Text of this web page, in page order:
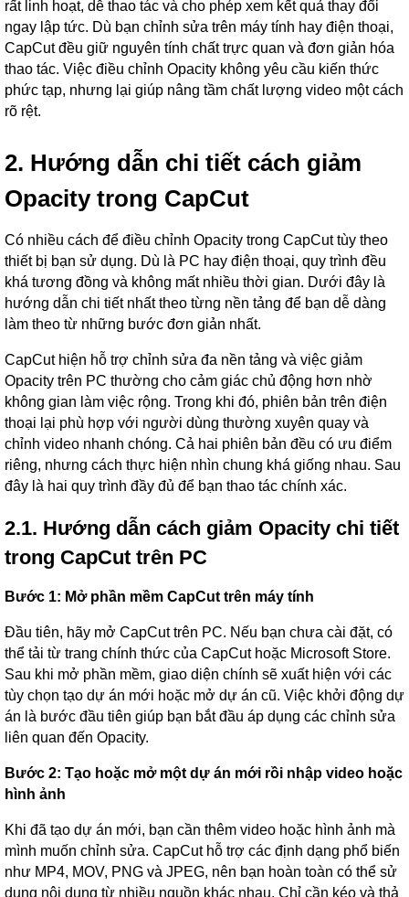
rất linh hoạt, dễ thao tác và cho phép xem kết quả thay đổi
ngay lập tức. Dù bạn chỉnh sửa trên máy tính hay điện thoại,
CapCut đều giữ nguyên tính chất trực quan và đơn giản hóa
thao tác. Việc điều chỉnh Opacity không yêu cầu kiến thức
phức tạp, nhưng lại giúp nâng tầm chất lượng video một cách
rõ rệt.
2. Hướng dẫn chi tiết cách giảm
Opacity trong CapCut
Có nhiều cách để điều chỉnh Opacity trong CapCut tùy theo
thiết bị bạn sử dụng. Dù là PC hay điện thoại, quy trình đều
khá tương đồng và không mất nhiều thời gian. Dưới đây là
hướng dẫn chi tiết nhất theo từng nền tảng để bạn dễ dàng
làm theo từ những bước đơn giản nhất.
CapCut hiện hỗ trợ chỉnh sửa đa nền tảng và việc giảm
Opacity trên PC thường cho cảm giác chủ động hơn nhờ
không gian làm việc rộng. Trong khi đó, phiên bản trên điện
thoại lại phù hợp với người dùng thường xuyên quay và
chỉnh video nhanh chóng. Cả hai phiên bản đều có ưu điểm
riêng, nhưng cách thực hiện nhìn chung khá giống nhau. Sau
đây là hai quy trình đầy đủ để bạn thao tác chính xác.
2.1. Hướng dẫn cách giảm Opacity chi tiết
trong CapCut trên PC
Bước 1: Mở phần mềm CapCut trên máy tính
Đầu tiên, hãy mở CapCut trên PC. Nếu bạn chưa cài đặt, có
thể tải từ trang chính thức của CapCut hoặc Microsoft Store.
Sau khi mở phần mềm, giao diện chính sẽ xuất hiện với các
tùy chọn tạo dự án mới hoặc mở dự án cũ. Việc khởi động dự
án là bước đầu tiên giúp bạn bắt đầu áp dụng các chỉnh sửa
liên quan đến Opacity.
Bước 2: Tạo hoặc mở một dự án mới rồi nhập video hoặc
hình ảnh
Khi đã tạo dự án mới, bạn cần thêm video hoặc hình ảnh mà
mình muốn chỉnh sửa. CapCut hỗ trợ các định dạng phổ biến
như MP4, MOV, PNG và JPEG, nên bạn hoàn toàn có thể sử
dụng nội dung từ nhiều nguồn khác nhau. Chỉ cần kéo và thả